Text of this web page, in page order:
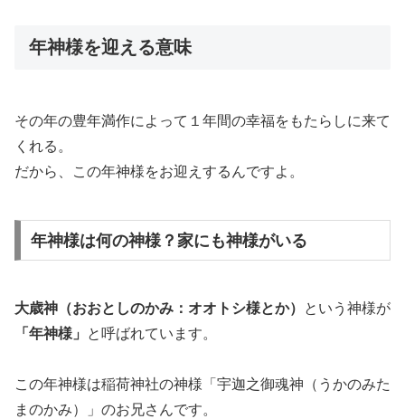
年神様を迎える意味
その年の豊年満作によって１年間の幸福をもたらしに来て
くれる。
だから、この年神様をお迎えするんですよ。
年神様は何の神様？家にも神様がいる
大歳神（おおとしのかみ：オオトシ様とか）
という神様が
「年神様」
と呼ばれています。
この年神様は稲荷神社の神様「宇迦之御魂神（うかのみた
まのかみ）」のお兄さんです。